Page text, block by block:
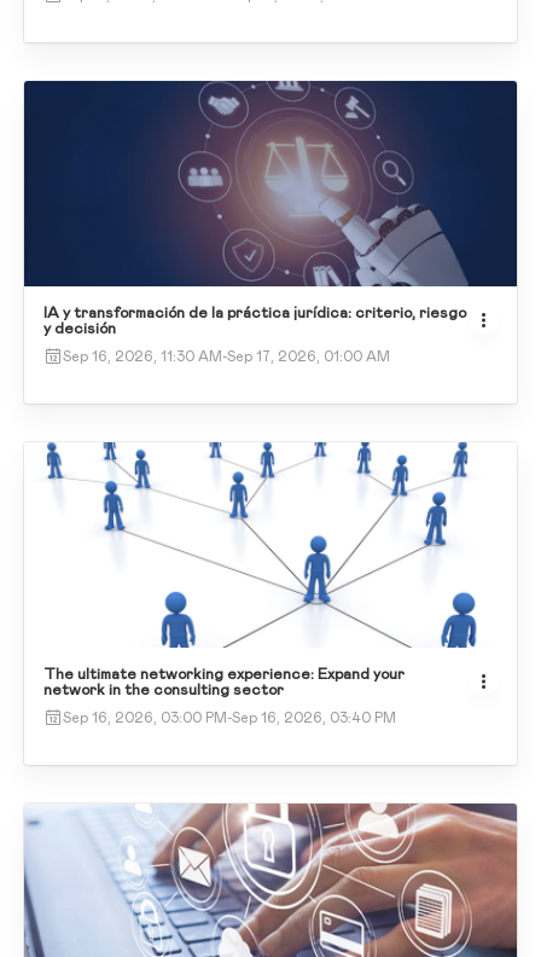
IA y transformación de la práctica jurídica: criterio, riesgo
y decisión
Sep 16, 2026, 11:30 AM-Sep 17, 2026, 01:00 AM
The ultimate networking experience: Expand your
network in the consulting sector
Sep 16, 2026, 03:00 PM-Sep 16, 2026, 03:40 PM